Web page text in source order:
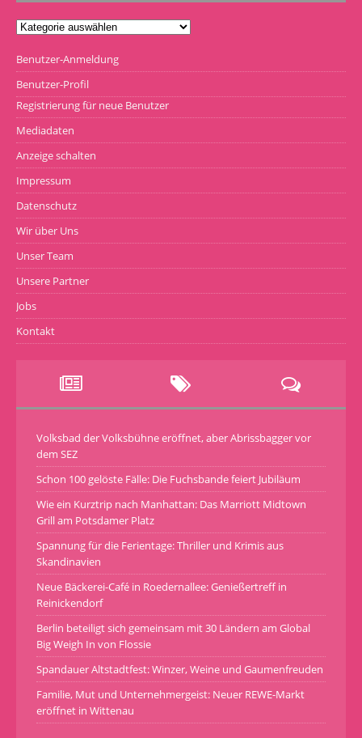
Benutzer-Anmeldung
Benutzer-Profil
Registrierung für neue Benutzer
Mediadaten
Anzeige schalten
Impressum
Datenschutz
Wir über Uns
Unser Team
Unsere Partner
Jobs
Kontakt
Volksbad der Volksbühne eröffnet, aber Abrissbagger vor
dem SEZ
Schon 100 gelöste Fälle: Die Fuchsbande feiert Jubiläum
Wie ein Kurztrip nach Manhattan: Das Marriott Midtown
Grill am Potsdamer Platz
Spannung für die Ferientage: Thriller und Krimis aus
Skandinavien
Neue Bäckerei-Café in Roedernallee: Genießertreff in
Reinickendorf
Berlin beteiligt sich gemeinsam mit 30 Ländern am Global
Big Weigh In von Flossie
Spandauer Altstadtfest: Winzer, Weine und Gaumenfreuden
Familie, Mut und Unternehmergeist: Neuer REWE-Markt
eröffnet in Wittenau